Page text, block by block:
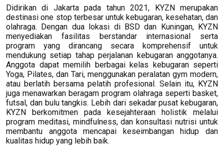
Didirikan di Jakarta pada tahun 2021, KYZN merupakan
destinasi one stop terbesar untuk kebugaran, kesehatan, dan
olahraga. Dengan dua lokasi di BSD dan Kuningan, KYZN
menyediakan fasilitas berstandar internasional serta
program yang dirancang secara komprehensif untuk
mendukung setiap tahap perjalanan kebugaran anggotanya.
Anggota dapat memilih berbagai kelas kebugaran seperti
Yoga, Pilates, dan Tari, menggunakan peralatan gym modern,
atau berlatih bersama pelatih profesional. Selain itu, KYZN
juga menawarkan beragam program olahraga seperti basket,
futsal, dan bulu tangkis. Lebih dari sekadar pusat kebugaran,
KYZN berkomitmen pada kesejahteraan holistik melalui
program meditasi, mindfulness, dan konsultasi nutrisi untuk
membantu anggota mencapai keseimbangan hidup dan
kualitas hidup yang lebih baik.